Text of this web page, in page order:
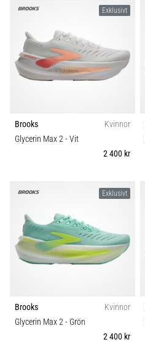
Exklusivt
Brooks
Kvinnor
Glycerin Max 2- Vit
2 400 kr
Exklusivt
Brooks
Kvinnor
Glycerin Max 2- Grön
2 400 kr